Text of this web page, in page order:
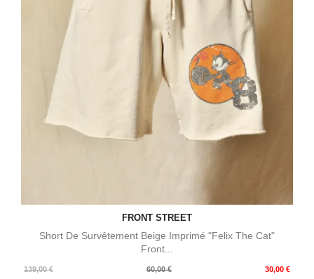
FRONT STREET
Short De Survêtement Beige Imprimé "Felix The Cat"
Front...
139,00 €
Prix
60,00 € 30,00 €
Prix